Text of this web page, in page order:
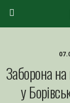
Заборона
у